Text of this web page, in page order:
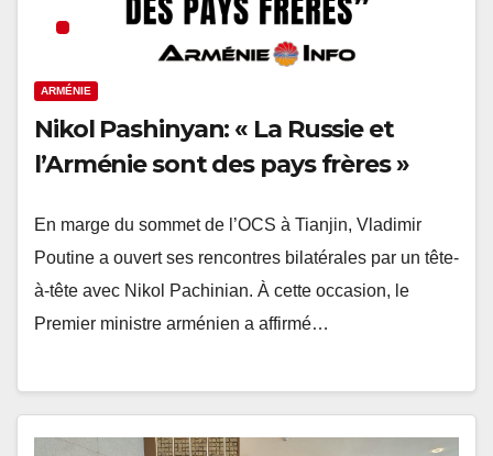
ARMÉNIE
Nikol Pashinyan: « La Russie et
l’Arménie sont des pays frères »
En marge du sommet de l’OCS à Tianjin, Vladimir
Poutine a ouvert ses rencontres bilatérales par un tête-
à-tête avec Nikol Pachinian. À cette occasion, le
Premier ministre arménien a affirmé…